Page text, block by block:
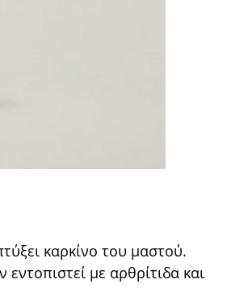
καρκίνο του μαστού.
με αρθρίτιδα και